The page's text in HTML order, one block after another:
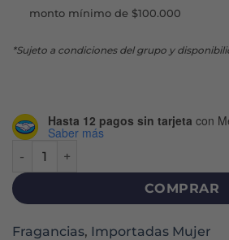
monto mínimo de $100.000
*Sujeto a condiciones del grupo y
Hasta 12 pagos sin tarjeta con
Saber más
COMPRAR
Fragancias, Importadas Mujer